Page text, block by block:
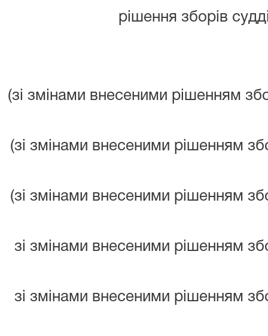
рішення зборів
(зі змінами внесеними рішенням
(зі змінами внесеними рішенням
(зі змінами внесеними рішенням
зі змінами внесеними рішенням
зі змінами внесеними рішенням